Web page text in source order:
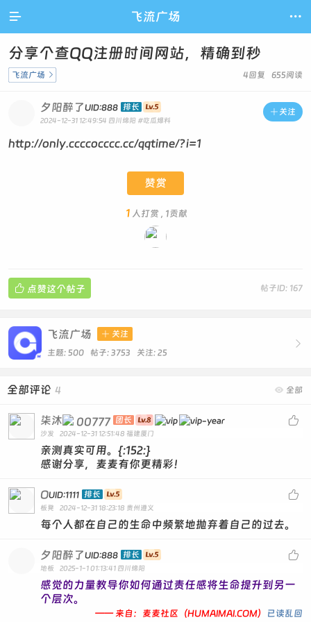
 飞流广场 
分享个查QQ注册时间网站，精确到秒
4回复 655阅读
飞流广场 
 关注
夕阳醉了UID:888 排长
2024-12-31 12:49:54 四川绵阳 #吃瓜爆料
http://only.ccccocccc.cc/qqtime/?i=1
赞赏
1 人打赏 , 1贡献
帖子ID: 167
 点赞这个帖子

飞流广场  关注
主题: 500 帖子: 3753 关注: 25
 全部
全部评论 4

柒沐 00777 团长
沙发 2024-12-31 12:51:48 福建厦门
亲测真实可用。{:152:}
感谢分享，麦麦有你更精彩！

OUID:1111 排长
板凳 2024-12-31 18:23:18 贵州遵义
每个人都在自己的生命中频繁地抛弃着自己的过去。

夕阳醉了UID:888 排长
地板 2025-1-1 01:13:41 四川绵阳
感觉的力量教导你如何通过责任感将生命提升到另一
个层次。
—— 来自：麦麦社区（HUMAIMAI.COM） 已读乱回